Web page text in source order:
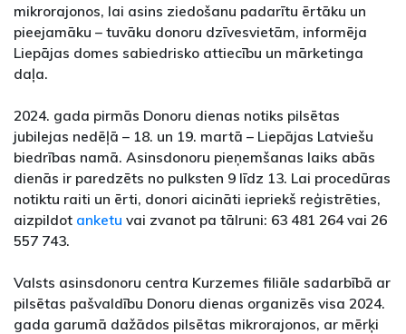
mikrorajonos, lai asins ziedošanu padarītu ērtāku un
pieejamāku – tuvāku donoru dzīvesvietām, informēja
Liepājas domes sabiedrisko attiecību un mārketinga
daļa.
2024. gada pirmās Donoru dienas notiks pilsētas
jubilejas nedēļā – 18. un 19. martā – Liepājas Latviešu
biedrības namā. Asinsdonoru pieņemšanas laiks abās
dienās ir paredzēts no pulksten 9 līdz 13. Lai procedūras
notiktu raiti un ērti, donori aicināti iepriekš reģistrēties,
aizpildot anketu vai zvanot pa tālruni: 63 481 264 vai 26
557 743.
Valsts asinsdonoru centra Kurzemes filiāle sadarbībā ar
pilsētas pašvaldību Donoru dienas organizēs visa 2024.
gada garumā dažādos pilsētas mikrorajonos, ar mērķi